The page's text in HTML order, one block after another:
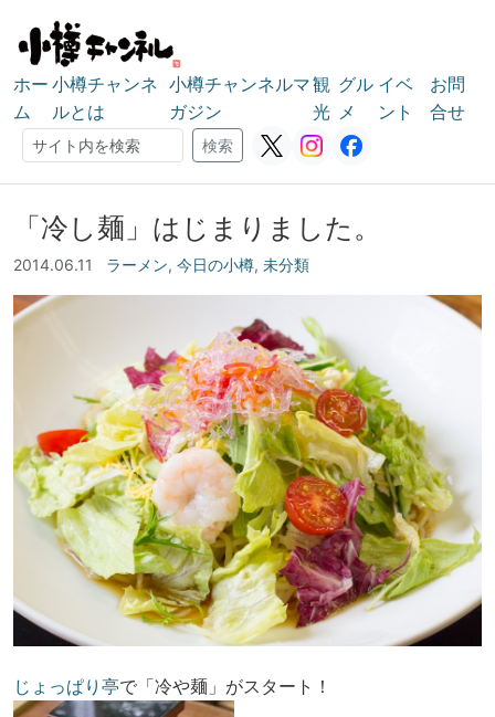
ホー
ム
小樽チャンネ
ルとは
小樽チャンネルマ
ガジン
観
光
グル
メ
イベ
ント
お問
合せ
検索
検索
「冷し麺」はじまりました。
2014.06.11 ラーメン, 今日の小樽, 未分類
じょっぱり亭で「冷や麺」がスタート！